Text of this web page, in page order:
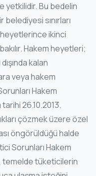
yetkilidir. Bu bedelin
sınırları
ikinci
Hakem heyetleri;
kalan
veya hakem
Hakem
26.10.2013.
çözmek üzere özel
öngörüldüğü halde
Sorunları Hakem
temelde tüketicilerin